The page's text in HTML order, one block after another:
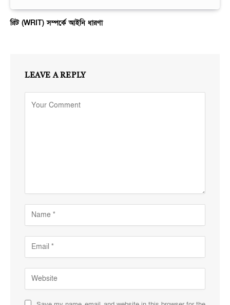
রিট (WRIT) সম্পর্কে আইনি ধারণা
LEAVE A REPLY